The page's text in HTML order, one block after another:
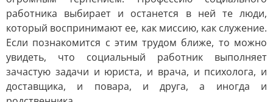
работника выбирает и останется в ней те люди,
который воспринимают ее, как миссию, как служение.
Если познакомится с этим трудом ближе, то можно
увидеть, что социальный работник выполняет
зачастую задачи и юриста, и врача, и психолога, и
доставщика, и повара, и друга, а иногда и